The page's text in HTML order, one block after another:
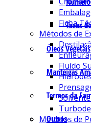
Taxas
Óleos Vegetais
Manteigas
Termos da
Outros
Ficha
Métodos de
Fluído
Métodos de